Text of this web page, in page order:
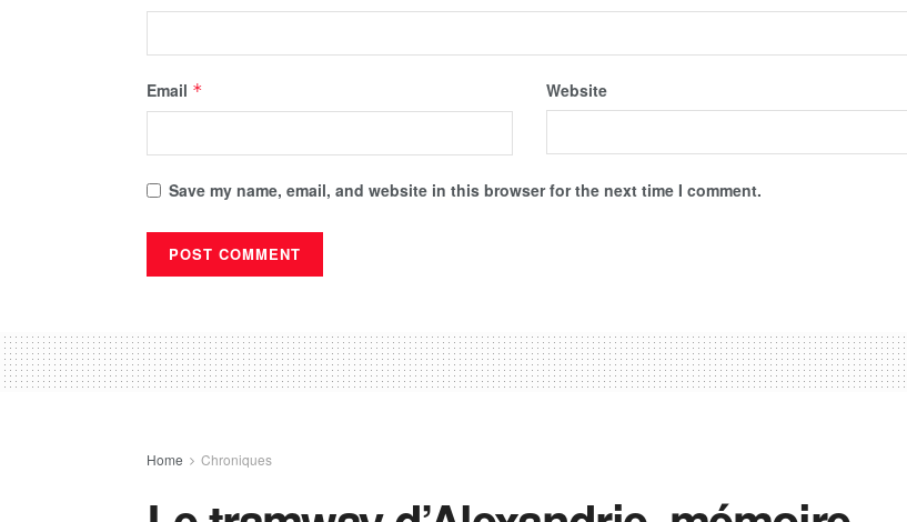
Email * Website
Save my name, email, and website in this browser for the next time I comment.
Home Chroniques